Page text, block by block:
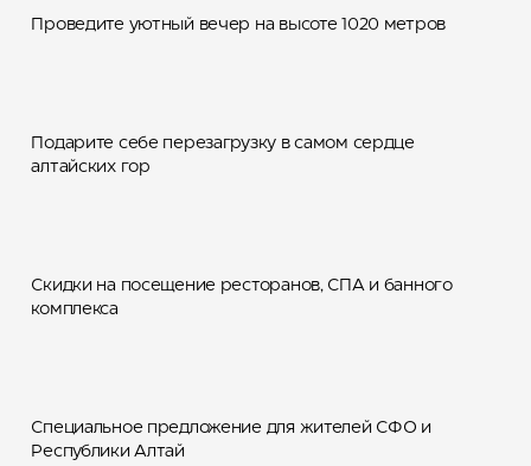
Проведите уютный вечер на высоте 1020 метров
Подарите себе перезагрузку в самом сердце
алтайских гор
День рождения на курорте
Скидки на посещение ресторанов, СПА и банного
комплекса
Специальное предложение для жителей СФО и
Республики Алтай
Каждая 4-я ночь в шале
бесплатно — ваш отдых